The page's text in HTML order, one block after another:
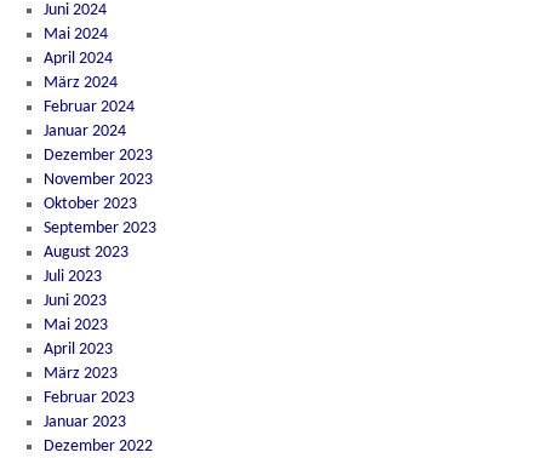
Juni 2024
Mai 2024
April 2024
März 2024
Februar 2024
Januar 2024
Dezember 2023
November 2023
Oktober 2023
September 2023
August 2023
Juli 2023
Juni 2023
Mai 2023
April 2023
März 2023
Februar 2023
Januar 2023
Dezember 2022